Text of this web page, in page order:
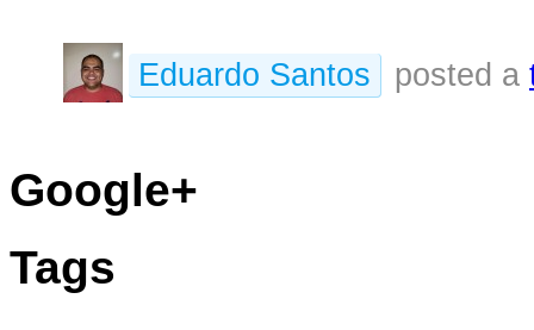
Eduardo Santos posted a
Google+
Tags